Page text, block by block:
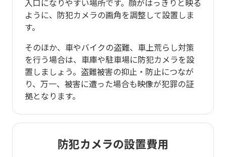
入口になりやすい場所です。顔がはっきりと映る
ように、防犯カメラの画角を調整して設置しま
す。
そのほか、車やバイクの盗難、車上荒らし対策
を行う場合は、車庫や駐車場に防犯カメラを設
置しましょう。盗難被害の抑止・防止につなが
り、万一、被害に遭った場合も映像が犯罪の証
拠となります。
防犯カメラの設置費用